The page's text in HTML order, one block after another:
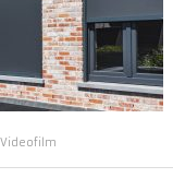
Videofilm